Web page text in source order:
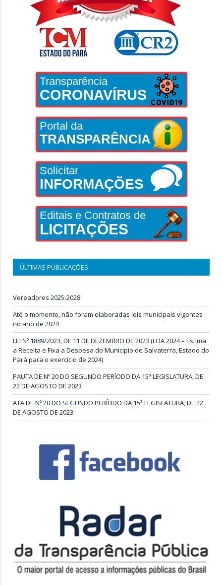
Transparência
CORONAVÍRUS
Portal da
TRANSPARÊNCIA
Solicitar
INFORMAÇÕES
Editais e Contratos de
LICITAÇÕES
ÚLTIMAS PUBLICAÇÕES
Vereadores 2025-2028
Até o momento, não foram elaboradas leis municipais vigentes
no ano de 2024
LEI Nº 1889/2023, DE 11 DE DEZEMBRO DE 2023 (LOA 2024 – Estima
a Receita e Fixa a Despesa do Município de Salvaterra, Estado do
Pará para o exercício de 2024)
PAUTA DE Nº 20 DO SEGUNDO PERÍODO DA 15ª LEGISLATURA, DE
22 DE AGOSTO DE 2023
ATA DE Nº 20 DO SEGUNDO PERÍODO DA 15ª LEGISLATURA, DE 22
DE AGOSTO DE 2023